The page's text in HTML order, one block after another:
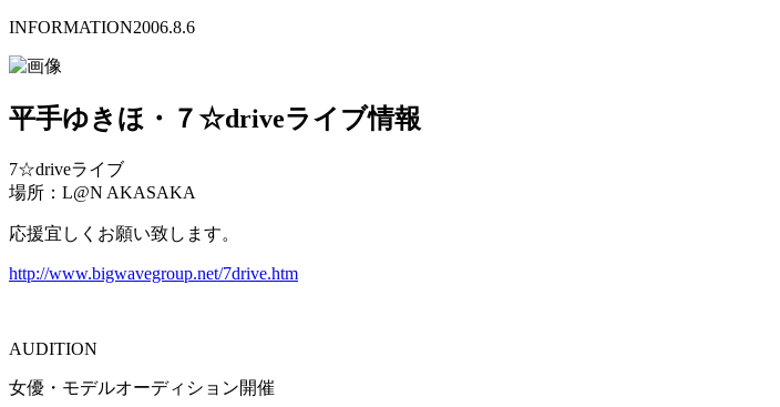
INFORMATION2006.8.6
平手ゆきほ・７☆driveライブ情報
7☆driveライブ
場所：L@N AKASAKA
応援宜しくお願い致します。
http://www.bigwavegroup.net/7drive.htm
AUDITION
女優・モデルオーディション開催